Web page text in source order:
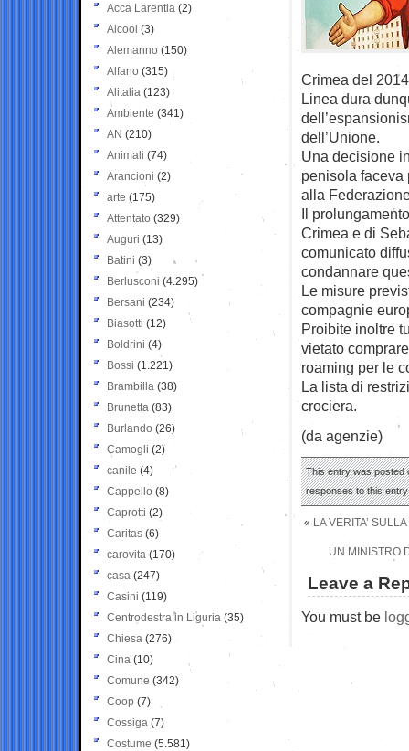
Crimea del
Linea dura
dell’Unione.
Una decisione
penisola faceva
alla
Il
Crimea e di
comunicato
condannare
Le misure
compagnie
Proibite inoltre
vietato
roaming per le
La lista di
crociera.
(da agenzie)
This entry was posted
responses to this
« LA VERITA’
UN MINISTRO
Leave a
You must be
Acca Larentia (2)
Alcool (3)
Alemanno (150)
Alfano (315)
Alitalia (123)
Ambiente (341)
AN (210)
Animali (74)
Arancioni (2)
arte (175)
Attentato (329)
Auguri (13)
Batini (3)
Berlusconi (4.295)
Bersani (234)
Biasotti (12)
Boldrini (4)
Bossi (1.221)
Brambilla (38)
Brunetta (83)
Burlando (26)
Camogli (2)
canile (4)
Cappello (8)
Caprotti (2)
Caritas (6)
carovita (170)
casa (247)
Casini (119)
Centrodestra in Liguria (35)
Chiesa (276)
Cina (10)
Comune (342)
Coop (7)
Cossiga (7)
Costume (5.581)